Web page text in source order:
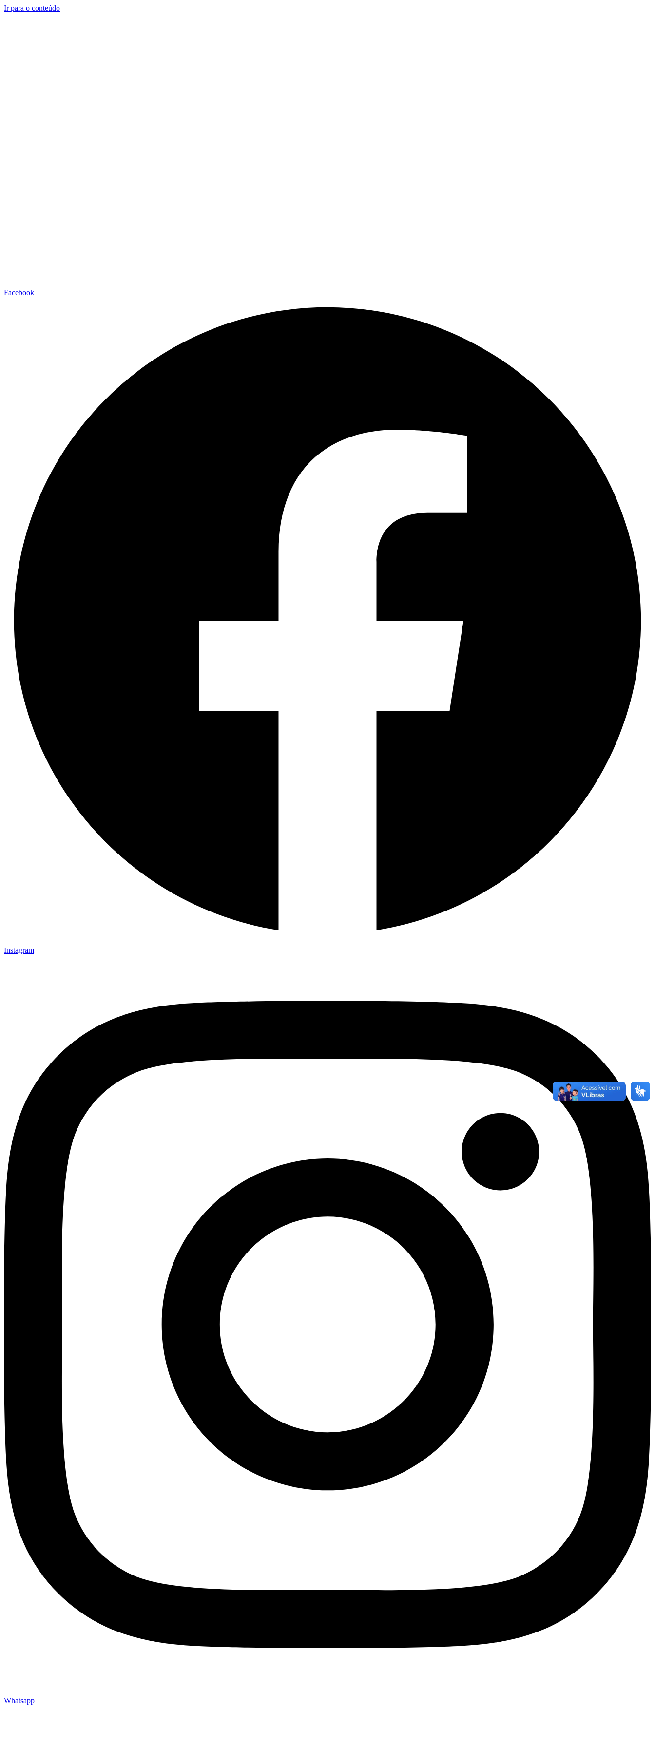
Ir para o conteúdo
Facebook
Instagram
Whatsapp